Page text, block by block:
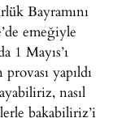
Bayramını
emeğiyle
1 Mayıs’ı
yapıldı
nasıl
bakabiliriz’i